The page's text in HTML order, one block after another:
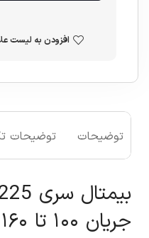
افزودن به لیست
توضیحات توضیحات
جریان ۱۰۰ تا ۱۶۰